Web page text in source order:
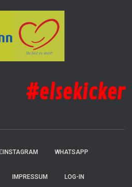
#elsekicker
INSTAGRAM WHATSAPP
IMPRESSUM LOG-IN